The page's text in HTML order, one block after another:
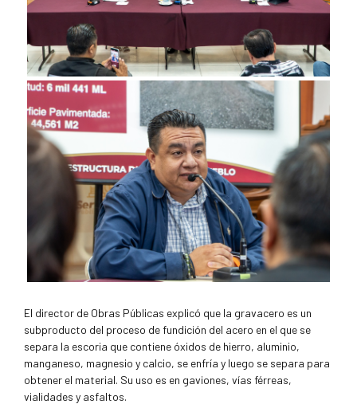
El director de Obras Públicas explicó que la gravacero es un
subproducto del proceso de fundición del acero en el que se
separa la escoria que contiene óxidos de hierro, aluminio,
manganeso, magnesio y calcio, se enfría y luego se separa para
obtener el material. Su uso es en gaviones, vías férreas,
vialidades y asfaltos.